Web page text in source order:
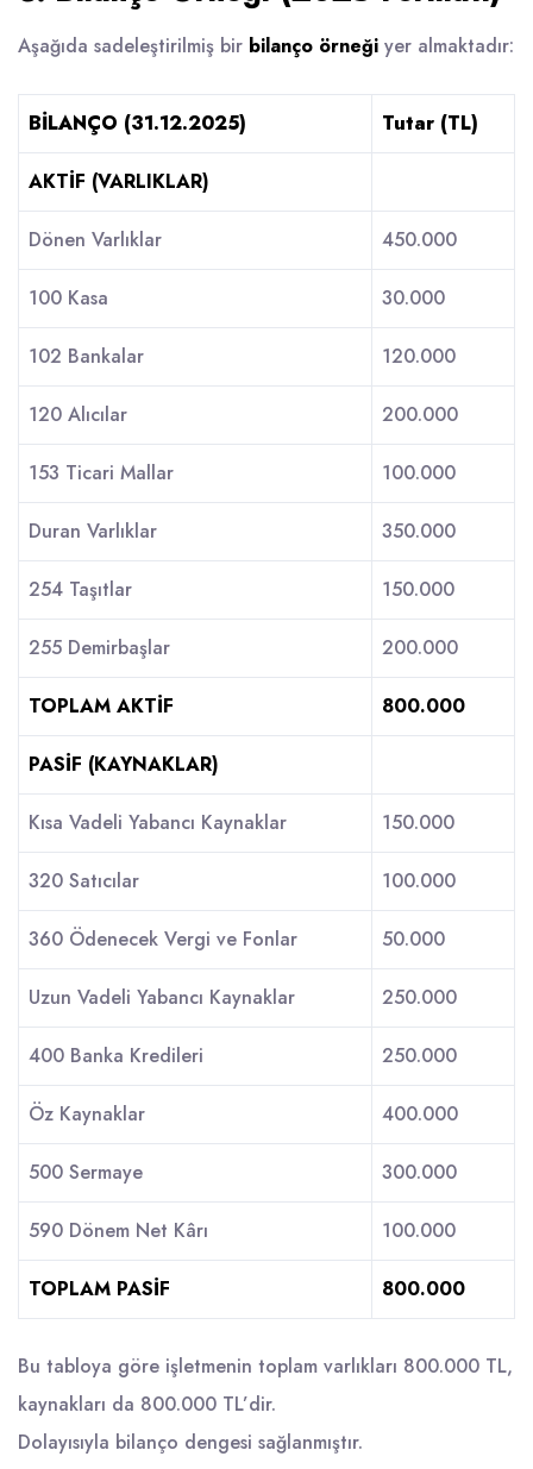
Aşağıda sadeleştirilmiş bir bilanço örneği yer almaktadır:
BİLANÇO (31.12.2025) Tutar (TL)
AKTİF (VARLIKLAR)
Dönen Varlıklar 450.000
100 Kasa 30.000
102 Bankalar 120.000
120 Alıcılar 200.000
153 Ticari Mallar 100.000
Duran Varlıklar 350.000
254 Taşıtlar 150.000
255 Demirbaşlar 200.000
TOPLAM AKTİF 800.000
PASİF (KAYNAKLAR)
Kısa Vadeli Yabancı Kaynaklar 150.000
320 Satıcılar 100.000
360 Ödenecek Vergi ve Fonlar 50.000
Uzun Vadeli Yabancı Kaynaklar 250.000
400 Banka Kredileri 250.000
Öz Kaynaklar 400.000
500 Sermaye 300.000
590 Dönem Net Kârı 100.000
TOPLAM PASİF 800.000
Bu tabloya göre işletmenin toplam varlıkları 800.000 TL,
kaynakları da 800.000 TL’dir.
Dolayısıyla bilanço dengesi sağlanmıştır.